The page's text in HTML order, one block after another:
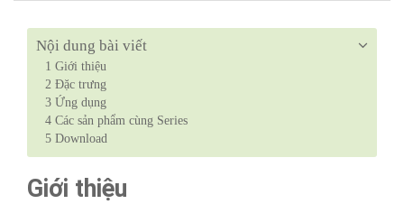
Nội dung bài viết
1 Giới thiệu
2 Đặc trưng
3 Ứng dụng
4 Các sản phẩm cùng Series
5 Download
Giới thiệu